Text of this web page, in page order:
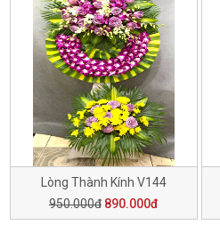
Lòng Thành Kính V144
950.000đ 890.000đ